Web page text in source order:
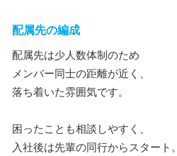
配属先の編成
配属先は少人数体制のため
メンバー同士の距離が近く、
落ち着いた雰囲気です。
困ったことも相談しやすく、
入社後は先輩の同行からスタート。